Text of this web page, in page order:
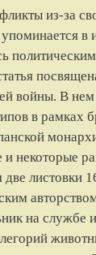
из-за
в
войны. В нем
в рамках
некоторые
листовки
на